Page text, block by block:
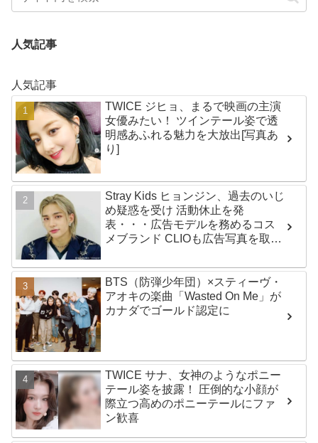
人気記事
人気記事
TWICE ジヒョ、まるで映画の主演
女優みたい！ ツインテール姿で透
明感あふれる魅力を大放出[写真あ
り]
Stray Kids ヒョンジン、過去のいじ
め疑惑を受け 活動休止を発
表・・・広告モデルを務めるコス
メブランド CLIOも広告写真を取り
BTS（防弾少年団）×スティーヴ・
アオキの楽曲「Wasted On Me」が
カナダでゴールド認定に
TWICE サナ、女神のようなポニー
テール姿を披露！ 圧倒的な小顔が
際立つ高めのポニーテールにファ
ン歓喜